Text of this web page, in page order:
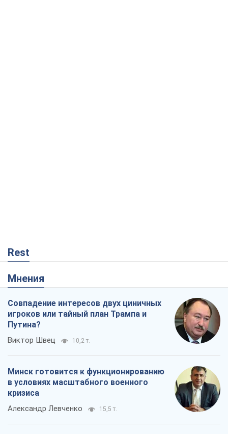
Rest
Мнения
Совпадение интересов двух циничных
игроков или тайный план Трампа и
Путина?
Виктор Швец 10,2 т.
Минск готовится к функционированию
в условиях масштабного военного
кризиса
Александр Левченко 15,5 т.